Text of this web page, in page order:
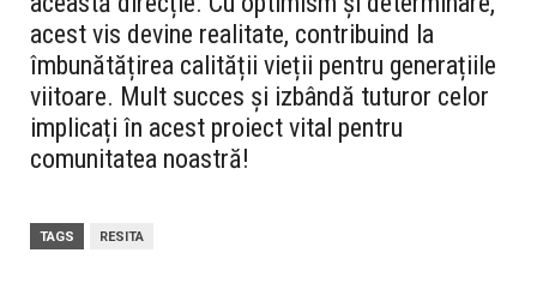
acest vis devine realitate, contribuind la
îmbunătățirea calității vieții pentru generațiile
viitoare. Mult succes și izbândă tuturor celor
implicați în acest proiect vital pentru
comunitatea noastră!
TAGS RESITA